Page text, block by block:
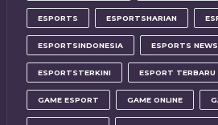
ESPORTS ESPORTSHARIAN
ESPORTSINDONESIA ESPORTS NEWS
ESPORTSTERKINI ESPORT TERBARU
GAME ESPORT GAME ONLINE